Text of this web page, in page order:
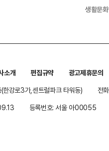
생활문
소개 편집규약
광고제휴문의
강로3가,센트럴파크 타워동)
전
등록번호: 서울 아00055